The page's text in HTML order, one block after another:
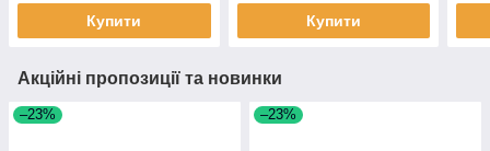
Купити Купити
Акційні пропозиції та новинки
–23% –23%